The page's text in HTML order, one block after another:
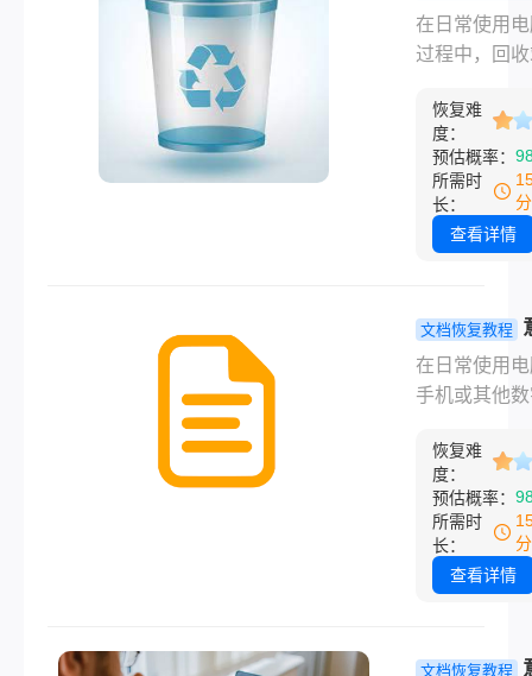
以帮助我们
删除的图片
片如何找回
指南。
如何把回收
空的文件找
很简单！
在日常使用
过程中，回
临时存放地
着重要的角
而，有时我
会不小心清
站，导致一
多用户会感
和无助。但
上，即使回
清空，我们
机会找回这
件。本文将
细介绍如何
站清空的文
来。
恢复难
度：
预估概率：
所需时
长：
查看详情
文档恢复教程
删除的文件
恢复？教你
在日常使用
手机或其他
因为疏忽或
而意外删除
文件。这些
能是工作文
庭照片、学
面对这种情
恢复难
度：
预估概率：
所需时
长：
查看详情
文档恢复教程